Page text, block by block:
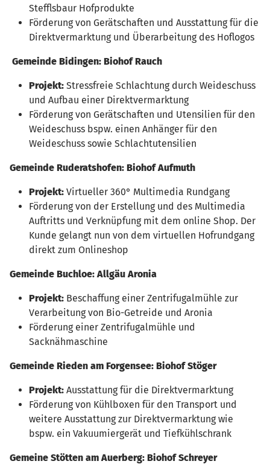
Stefflsbaur Hofprodukte
Förderung von Gerätschaften und Ausstattung für die
Direktvermarktung und Überarbeitung des Hoflogos
Gemeinde Bidingen: Biohof Rauch
Projekt: Stressfreie Schlachtung durch Weideschuss
und Aufbau einer Direktvermarktung
Förderung von Gerätschaften und Utensilien für den
Weideschuss bspw. einen Anhänger für den
Weideschuss sowie Schlachtutensilien
Gemeinde Ruderatshofen: Biohof Aufmuth
Projekt: Virtueller 360° Multimedia Rundgang
Förderung von der Erstellung und des Multimedia
Auftritts und Verknüpfung mit dem online Shop. Der
Kunde gelangt nun von dem virtuellen Hofrundgang
direkt zum Onlineshop
Gemeinde Buchloe: Allgäu Aronia
Projekt: Beschaffung einer Zentrifugalmühle zur
Verarbeitung von Bio-Getreide und Aronia
Förderung einer Zentrifugalmühle und
Sacknähmaschine
Gemeinde Rieden am Forgensee: Biohof Stöger
Projekt: Ausstattung für die Direktvermarktung
Förderung von Kühlboxen für den Transport und
weitere Ausstattung zur Direktvermarktung wie
bspw. ein Vakuumiergerät und Tiefkühlschrank
Gemeine Stötten am Auerberg: Biohof Schreyer